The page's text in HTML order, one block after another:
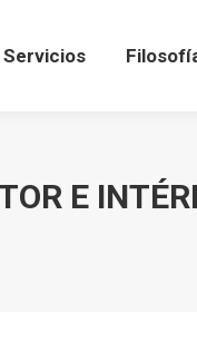
Servicios
E